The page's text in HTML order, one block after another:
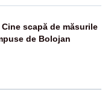
scapă de măsurile
de Bolojan